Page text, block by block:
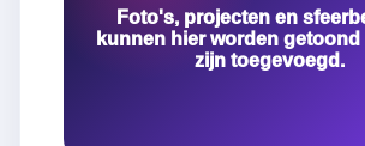
Foto's, projecten en
kunnen hier worden getoond
zijn toegevoegd.